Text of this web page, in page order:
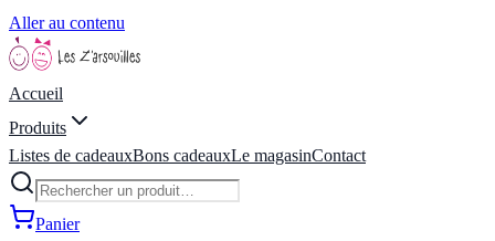
Aller au contenu
Accueil
Produits
Listes de cadeauxBons cadeauxLe magasinContact
Panier